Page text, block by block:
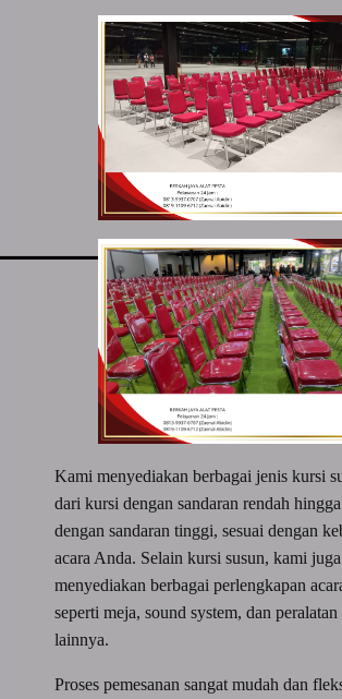
Kami menyediakan berbagai jenis kursi
dari kursi dengan sandaran rendah
dengan sandaran tinggi, sesuai dengan
acara Anda. Selain kursi susun, kami juga
menyediakan berbagai perlengkapan
seperti meja, sound system, dan
lainnya.
Proses pemesanan sangat mudah dan